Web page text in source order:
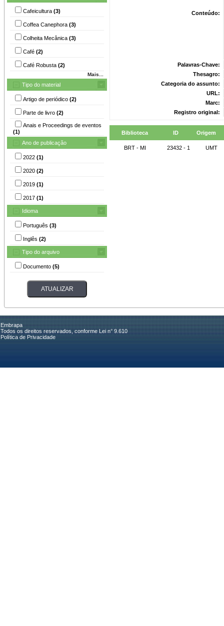
Cafeicultura (3)
Coffea Canephora (3)
Colheita Mecânica (3)
Café (2)
Café Robusta (2)
Mais...
Tipo do material
Artigo de periódico (2)
Parte de livro (2)
Anais e Proceedings de eventos
(1)
Ano de publicação
2022 (1)
2020 (2)
2019 (1)
2017 (1)
Idioma
Português (3)
Inglês (2)
Tipo do arquivo
Documento (5)
Conteúdo:
Palavras-Chave:
Thesagro:
Categoria do assunto:
URL:
Marc:
Registro original:
Biblioteca ID Origem
BRT - MI 23432 - 1 UMT
Embrapa
Todos os direitos reservados, conforme Lei n° 9.610
Política de Privacidade